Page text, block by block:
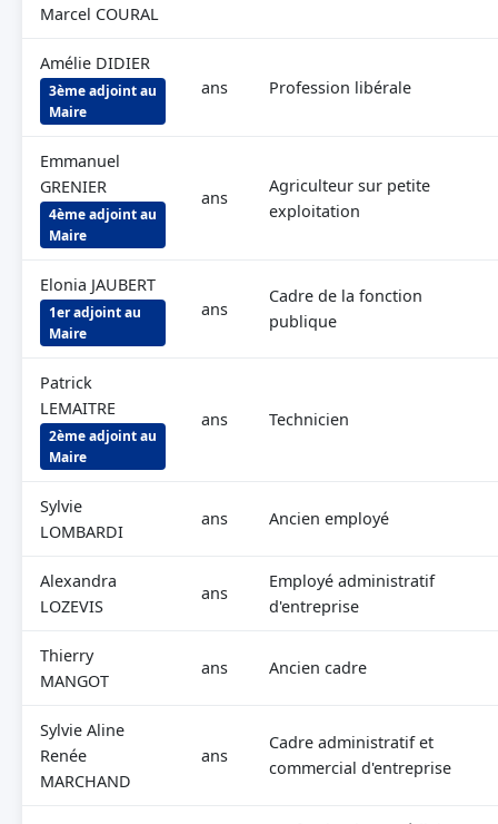
Marcel COURAL
Amélie DIDIER
3ème adjoint au
Maire
ans Profession libérale
Emmanuel
GRENIER
4ème adjoint au
Maire
ans
Agriculteur sur petite
exploitation
Elonia JAUBERT
1er adjoint au
Maire
ans
Cadre de la fonction
publique
Patrick
LEMAITRE
2ème adjoint au
Maire
ans Technicien
Sylvie
LOMBARDI
ans Ancien employé
Alexandra
LOZEVIS
ans
Employé administratif
d'entreprise
Thierry
MANGOT
ans Ancien cadre
Sylvie Aline
Renée
MARCHAND
ans
Cadre administratif et
commercial d'entreprise